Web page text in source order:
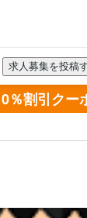
％割引クー